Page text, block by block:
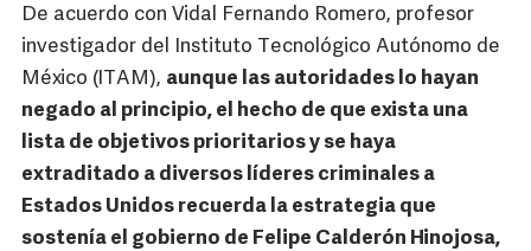
De acuerdo con Vidal Fernando Romero, profesor
investigador del Instituto Tecnológico Autónomo de
México (ITAM), aunque las autoridades lo hayan
negado al principio, el hecho de que exista una
lista de objetivos prioritarios y se haya
extraditado a diversos líderes criminales a
Estados Unidos recuerda la estrategia que
sostenía el gobierno de Felipe Calderón Hinojosa,